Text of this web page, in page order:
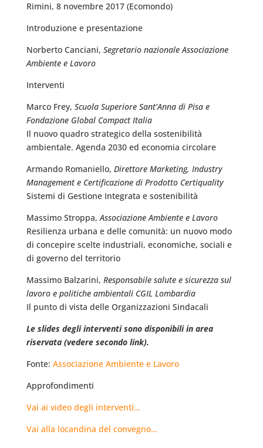
Rimini, 8 novembre 2017 (Ecomondo)
Introduzione e presentazione
Norberto Canciani, Segretario nazionale Associazione
Ambiente e Lavoro
Interventi
Marco Frey, Scuola Superiore Sant’Anna di Pisa e
Fondazione Global Compact Italia
Il nuovo quadro strategico della sostenibilità
ambientale. Agenda 2030 ed economia circolare
Armando Romaniello, Direttore Marketing, Industry
Management e Certificazione di Prodotto Certiquality
Sistemi di Gestione Integrata e sostenibilità
Massimo Stroppa,Associazione Ambiente e Lavoro
Resilienza urbana e delle comunità: un nuovo modo
di concepire scelte industriali, economiche, sociali e
di governo del territorio
Massimo Balzarini, Responsabile salute e sicurezza sul
lavoro e politiche ambientali CGIL Lombardia
Il punto di vista delle Organizzazioni Sindacali
Le slides degli interventi sono disponibili in area
riservata (vedere secondo link).
Fonte: Associazione Ambiente e Lavoro
Approfondimenti
Vai ai video degli interventi…
Vai alla locandina del convegno…